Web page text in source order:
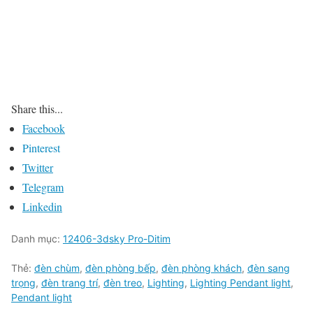
Share this...
Facebook
Pinterest
Twitter
Telegram
Linkedin
Danh mục: 12406-3dsky Pro-Ditim
Thẻ: đèn chùm, đèn phòng bếp, đèn phòng khách, đèn sang
trọng, đèn trang trí, đèn treo, Lighting, Lighting Pendant light,
Pendant light